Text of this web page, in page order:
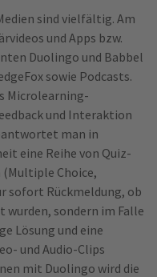
sind vielfältig. Am
und Apps bzw.
Duolingo und Babbel
sowie Podcasts.
Microlearning-
und Interaktion
man in
eine Reihe von Quiz-
(Multiple Choice,
sofort Rückmeldung, ob
sondern im Falle
Lösung und eine
und Audio-Clips
mit Duolingo wird die